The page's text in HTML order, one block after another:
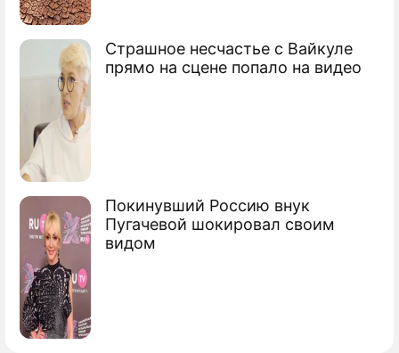
Страшное несчастье с Вайкуле
прямо на сцене попало на видео
Покинувший Россию внук
Пугачевой шокировал своим
видом